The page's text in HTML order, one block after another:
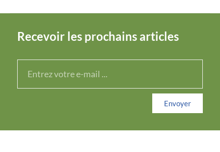
Recevoir les prochains articles
Envoyer